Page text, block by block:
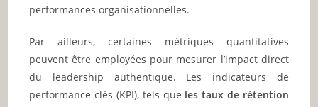
performances organisationnelles.
Par ailleurs, certaines métriques quantitatives
peuvent être employées pour mesurer l’impact direct
du leadership authentique. Les indicateurs de
performance clés (KPI), tels que les taux de rétention